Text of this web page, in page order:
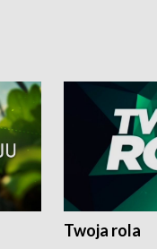
Twoja rola